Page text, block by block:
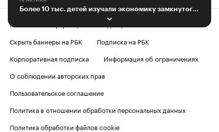
Контактная информация
Редакция
Скрыть баннеры на РБК
Подписка на РБК
Корпоративная подписка
Информация об ограничениях
О соблюдении авторских прав
Пользовательское соглашение
Политика в отношении обработки персональных данных
Политика обработки файлов cookie